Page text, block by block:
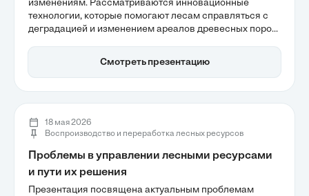
изменениям. Рассматриваются инновационные
технологии, которые помогают лесам справляться с
деградацией и изменением ареалов древесных пород.
факторах, влияющих на устойчивость лесных
экосистем, и важности стратегического управления
Смотреть презентацию
18 мая 2026
Воспроизводство и переработка лесных ресурсов
Проблемы в управлении лесными ресурсами
и пути их решения
Презентация посвящена актуальным проблемам